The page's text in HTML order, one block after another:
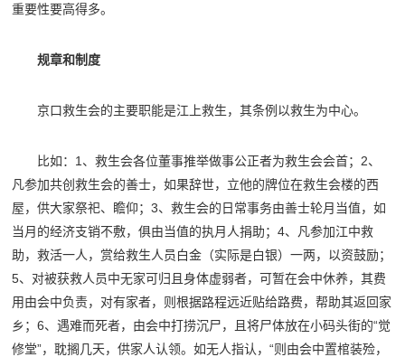
重要性要高得多。
规章和制度
京口救生会的主要职能是江上救生，其条例以救生为中心。
比如：1、救生会各位董事推举做事公正者为救生会会首；2、
凡参加共创救生会的善士，如果辞世，立他的牌位在救生会楼的西
屋，供大家祭祀、瞻仰；3、救生会的日常事务由善士轮月当值，如
当月的经济支销不敷，俱由当值的执月人捐助；4、凡参加江中救
助，救活一人，赏给救生人员白金（实际是白银）一两，以资鼓励；
5、对被获救人员中无家可归且身体虚弱者，可暂在会中休养，其费
用由会中负责，对有家者，则根据路程远近贴给路费，帮助其返回家
乡；6、遇难而死者，由会中打捞沉尸，且将尸体放在小码头街的“觉
修堂”，耽搁几天，供家人认领。如无人指认，“则由会中置棺装殓，